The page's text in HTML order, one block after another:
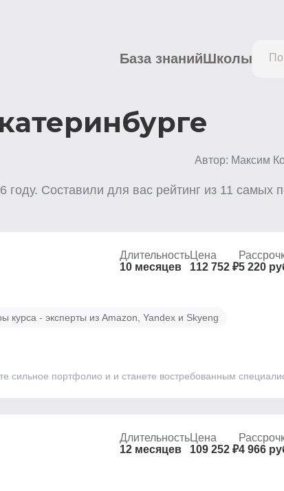
База знанийШколы
Автор: Максим
году. Составили для вас рейтинг из 11 самых
Длительность
10 месяцев
Цена
112 752 ₽5 220
курса - эксперты из Amazon, Yandex и Skyeng
сильное портфолио и и станете востребованным
Длительность
12 месяцев
Цена
109 252 ₽4 966